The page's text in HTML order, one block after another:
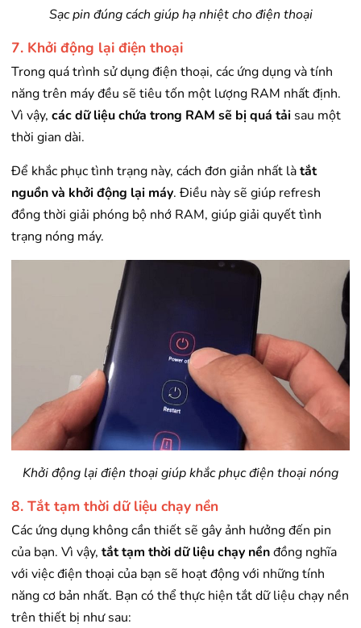
Sạc pin đúng cách giúp hạ nhiệt cho điện thoại
7. Khởi động lại điện thoại
Trong quá trình sử dụng điện thoại, các ứng dụng và tính
năng trên máy đều sẽ tiêu tốn một lượng RAM nhất định.
Vì vậy, các dữ liệu chứa trong RAM sẽ bị quá tải sau một
thời gian dài.
Để khắc phục tình trạng này, cách đơn giản nhất làtắt
nguồn và khởi động lại máy. Điều này sẽ giúp refresh
đồng thời giải phóng bộ nhớ RAM, giúp giải quyết tình
trạng nóng máy.
Khởi động lại điện thoại giúp khắc phục điện thoại nóng
8. Tắt tạm thời dữ liệu chạy nền
Các ứng dụng không cần thiết sẽ gây ảnh hưởng đến pin
của bạn. Vì vậy, tắt tạm thời dữ liệu chạy nềnđồng nghĩa
với việc điện thoại của bạn sẽ hoạt động với những tính
năng cơ bản nhất. Bạn có thể thực hiện tắt dữ liệu chạy nền
trên thiết bị như sau: